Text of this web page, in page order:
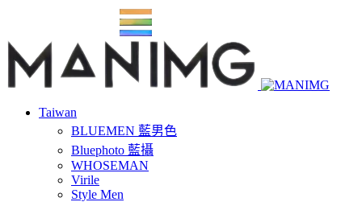
Taiwan
BLUEMEN 藍男色
Bluephoto 藍攝
WHOSEMAN
Virile
Style Men